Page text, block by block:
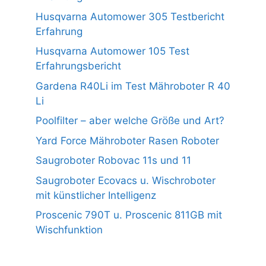
Husqvarna Automower 305 Testbericht
Erfahrung
Husqvarna Automower 105 Test
Erfahrungsbericht
Gardena R40Li im Test Mähroboter R 40
Li
Poolfilter – aber welche Größe und Art?
Yard Force Mähroboter Rasen Roboter
Saugroboter Robovac 11s und 11
Saugroboter Ecovacs u. Wischroboter
mit künstlicher Intelligenz
Proscenic 790T u. Proscenic 811GB mit
Wischfunktion